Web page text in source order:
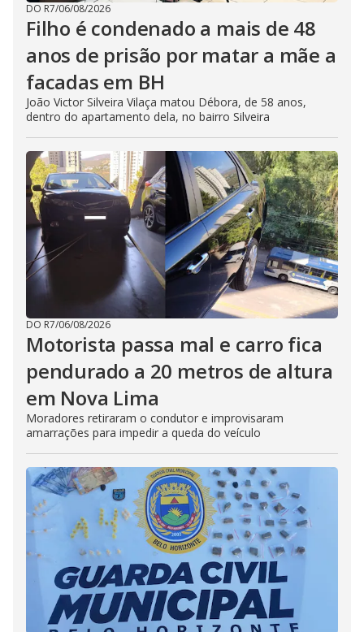
DO R7/06/08/2026
Filho é condenado a mais de 48
anos de prisão por matar a mãe a
facadas em BH
João Victor Silveira Vilaça matou Débora, de 58 anos,
dentro do apartamento dela, no bairro Silveira
DO R7/06/08/2026
Motorista passa mal e carro fica
pendurado a 20 metros de altura
em Nova Lima
Moradores retiraram o condutor e improvisaram
amarrações para impedir a queda do veículo